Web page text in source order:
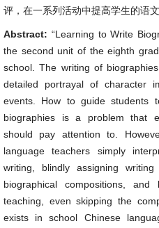
评，在一系列活动中提高学生的语文
Abstract: “Learning to Write
the second unit of the eighth
school. The writing of
detailed portrayal of character
events. How to guide students
biographies is a problem that
should pay attention to.
language teachers simply
writing, blindly assigning
biographical compositions,
teaching, even skipping the
exists in school Chinese